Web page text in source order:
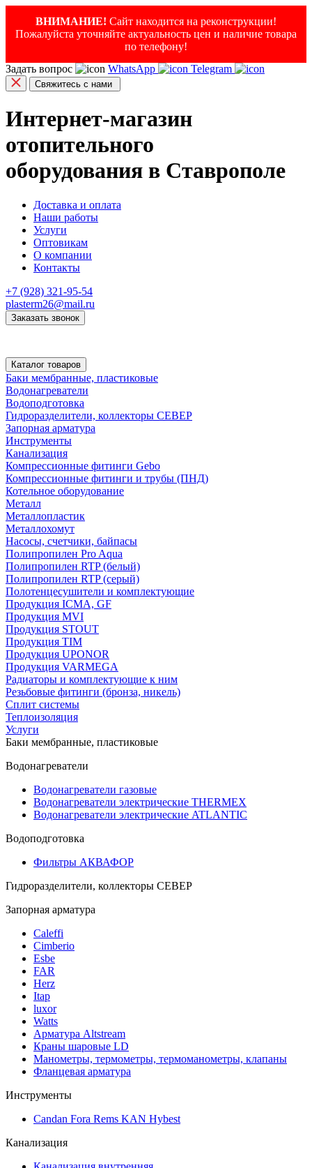
ВНИМАНИЕ! Сайт находится на реконструкции!
Пожалуйста уточняйте актуальность цен и наличие товара
по телефону!
Задать вопрос
WhatsApp Telegram
Свяжитесь с нами
Интернет-магазин
отопительного
оборудования в Ставрополе
Доставка и оплата
Наши работы
Услуги
Оптовикам
О компании
Контакты
+7 (928) 321-95-54
plasterm26@mail.ru
Заказать звонок
Каталог товаров
Баки мембранные, пластиковые
Водонагреватели
Водоподготовка
Гидроразделители, коллекторы СЕВЕР
Запорная арматура
Инструменты
Канализация
Компрессионные фитинги Gebo
Компрессионные фитинги и трубы (ПНД)
Котельное оборудование
Металл
Металлопластик
Металлохомут
Насосы, счетчики, байпасы
Полипропилен Pro Aqua
Полипропилен RTP (белый)
Полипропилен RTP (серый)
Полотенцесушители и комплектующие
Продукция ICMA, GF
Продукция MVI
Продукция STOUT
Продукция TIM
Продукция UPONOR
Продукция VARMEGA
Радиаторы и комплектующие к ним
Резьбовые фитинги (бронза, никель)
Сплит системы
Теплоизоляция
Услуги
Баки мембранные, пластиковые
Водонагреватели
Водонагреватели газовые
Водонагреватели электрические THERMEX
Водонагреватели электрические ATLANTIC
Водоподготовка
Фильтры АКВАФОР
Гидроразделители, коллекторы СЕВЕР
Запорная арматура
Caleffi
Cimberio
Esbe
FAR
Herz
Itap
luxor
Watts
Арматура Altstream
Краны шаровые LD
Манометры, термометры, термоманометры, клапаны
Фланцевая арматура
Инструменты
Candan Fora Rems KAN Hybest
Канализация